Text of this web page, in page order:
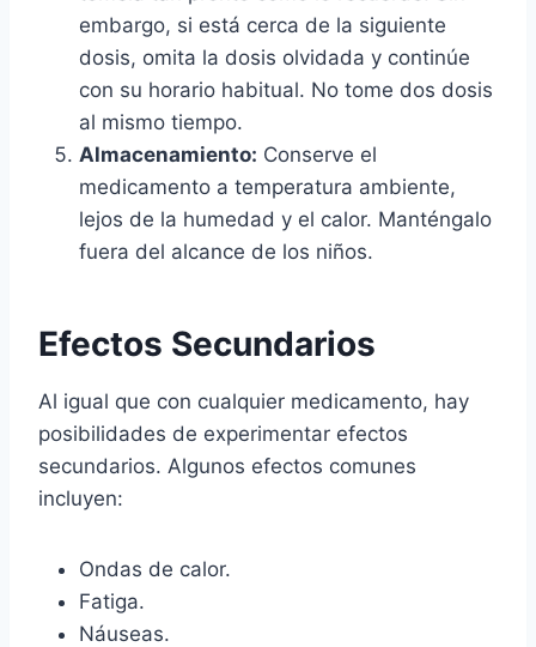
embargo, si está cerca de la siguiente
dosis, omita la dosis olvidada y continúe
con su horario habitual. No tome dos dosis
al mismo tiempo.
Almacenamiento: Conserve el
medicamento a temperatura ambiente,
lejos de la humedad y el calor. Manténgalo
fuera del alcance de los niños.
Efectos Secundarios
Al igual que con cualquier medicamento, hay
posibilidades de experimentar efectos
secundarios. Algunos efectos comunes
incluyen:
Ondas de calor.
Fatiga.
Náuseas.